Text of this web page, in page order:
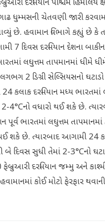
દરમિયાન પશ્ચિમ હિમાલય
ધુમ્મસની ચેતવણી જારી
છે. હવામાન વિભાગે કહ્યું છે કે
દરમિયાન દેશના બાકીના
લઘુત્તમ તાપમાનમાં ધીમે
2 ડિગ્રી સેલ્સિયસનો
24 કલાક દરમિયાન મધ્ય
4°Cનો વધારો થઈ શકે છે.
પૂર્વ ભારતમાં લઘુત્તમ
શકે છે. ત્યારબાદ આગામી 24
દિવસ સુધી તેમાં 2-3°Cનો
ફેબ્રુઆરી દરમિયાન જમ્મુ અને
કોઈ મોટો ફેરફાર